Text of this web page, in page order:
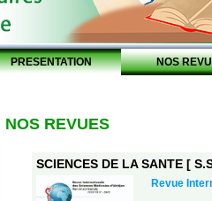
PRESENTATION NOS
NOS REVUES
SCIENCES DE LA SANTE [
Revue